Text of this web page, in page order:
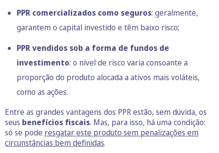
PPR comercializados como seguros: geralmente,
garantem o capital investido e têm baixo risco;
PPR vendidos sob a forma de fundos de
investimento: o nível de risco varia consoante a
proporção do produto alocada a ativos mais voláteis,
como as ações.
Entre as grandes vantagens dos PPR estão, sem dúvida, os
seus benefícios fiscais. Mas, para isso, há uma condição:
só se pode resgatar este produto sem penalizações em
circunstâncias bem definidas.